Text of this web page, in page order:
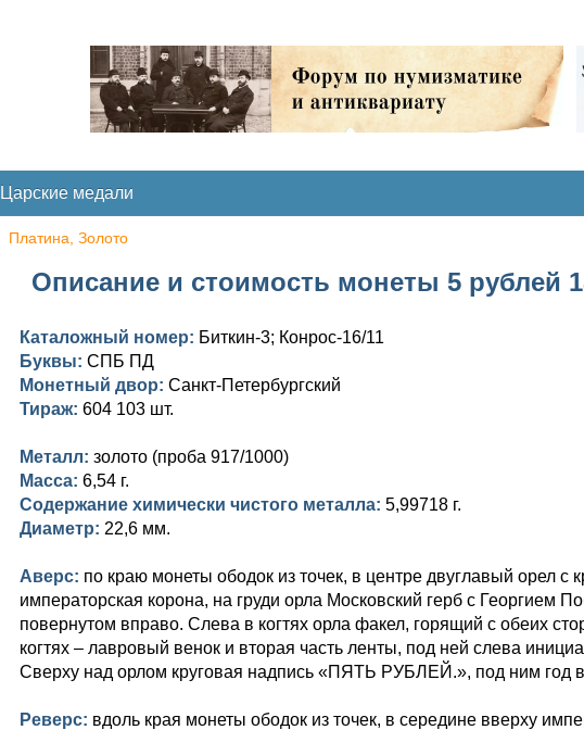
Царские медали
Платина, Золото
Описание и стоимость монеты 5 рублей
Каталожный номер: Биткин-3; Конрос-16/11
Буквы: СПБ ПД
Монетный двор: Санкт-Петербургский
Тираж: 604 103 шт.
Металл: золото (проба 917/1000)
Масса: 6,54 г.
Содержание химически чистого металла: 5,99718 г.
Диаметр: 22,6 мм.
Аверс: по краю монеты ободок из точек, в центре двуглавый орел
императорская корона, на груди орла Московский герб с
повернутом вправо. Слева в когтях орла факел, горящий с обеих
когтях – лавровый венок и вторая часть ленты, под ней слева
Сверху над орлом круговая надпись «ПЯТЬ РУБЛЕЙ.», под ним год
Реверс: вдоль края монеты ободок из точек, в середине вверху